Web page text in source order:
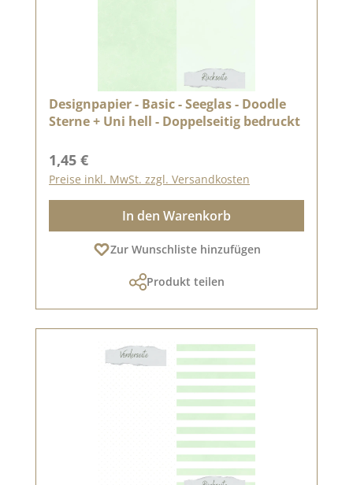
Designpapier - Basic - Seeglas - Doodle
Sterne + Uni hell - Doppelseitig bedruckt
Regulärer Preis:
1,45 €
Preise inkl. MwSt. zzgl. Versandkosten
In den Warenkorb
Zur Wunschliste hinzufügen
Produkt teilen